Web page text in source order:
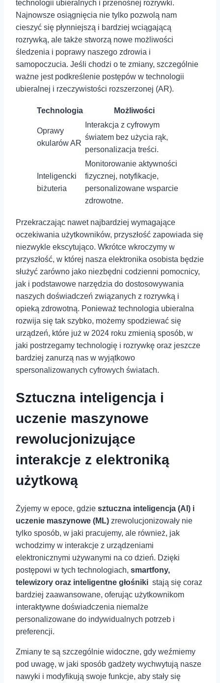
technologii ubieralnych i przenośnej rozrywki.
Najnowsze osiągnięcia nie tylko pozwolą nam
cieszyć się płynniejszą i bardziej wciągającą
rozrywką, ale także stworzą nowe możliwości
śledzenia i poprawy naszego zdrowia i
samopoczucia. Jeśli chodzi o te zmiany, szczególnie
ważne jest podkreślenie postępów w technologii
ubieralnej i rzeczywistości rozszerzonej (AR).
Technologia Możliwości
Oprawy
okularów AR
Interakcja z cyfrowym
światem bez⁣ użycia rąk,
personalizacja treści.
Inteligencki
biżuteria
Monitorowanie aktywności
fizycznej,⁣ notyfikacje,
personalizowane wsparcie
zdrowotne.
Przekraczając nawet najbardziej wymagające
oczekiwania użytkowników, przyszłość zapowiada się
niezwykle ekscytująco. Wkrótce wkroczymy w
przyszłość, w której nasza elektronika osobista będzie
służyć zarówno jako niezbędni codzienni pomocnicy,
jak i podstawowe narzędzia do dostosowywania
naszych doświadczeń związanych z rozrywką i
opieką zdrowotną. Ponieważ technologia ubieralna
rozwija się tak szybko, możemy spodziewać się
urządzeń, które już w 2024 roku zmienią sposób, w
jaki postrzegamy technologię i rozrywkę oraz jeszcze
bardziej zanurzą nas w wyjątkowo
spersonalizowanych cyfrowych światach.
Sztuczna inteligencja i⁤
uczenie ‍maszynowe
rewolucjonizujące
⁢interakcje z elektroniką
użytkową
Żyjemy w epoce, gdzie sztuczna inteligencja (AI) i
uczenie maszynowe (ML) zrewolucjonizowały nie
tylko sposób, w jaki pracujemy, ale również, jak
wchodzimy w⁤ interakcje ⁣z urządzeniami
elektronicznymi używanymi na co dzień. Dzięki
postępowi w tych technologiach, smartfony,
telewizory oraz inteligentne głośniki ⁢ stają się coraz
bardziej zaawansowane, oferując użytkownikom
interaktywne doświadczenia⁣ niemalże
personalizowane do indywidualnych‍ potrzeb i
preferencji.
Zmiany te są szczególnie widoczne, gdy weźmiemy
pod uwagę, w jaki sposób gadżety wychwytują nasze
nawyki i modyfikują swoje funkcje, aby stały się